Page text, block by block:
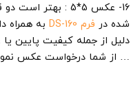
شده در فرم DS-160
به همراه
دلیل از جمله کیفیت پایین
… از شما درخواست عکس